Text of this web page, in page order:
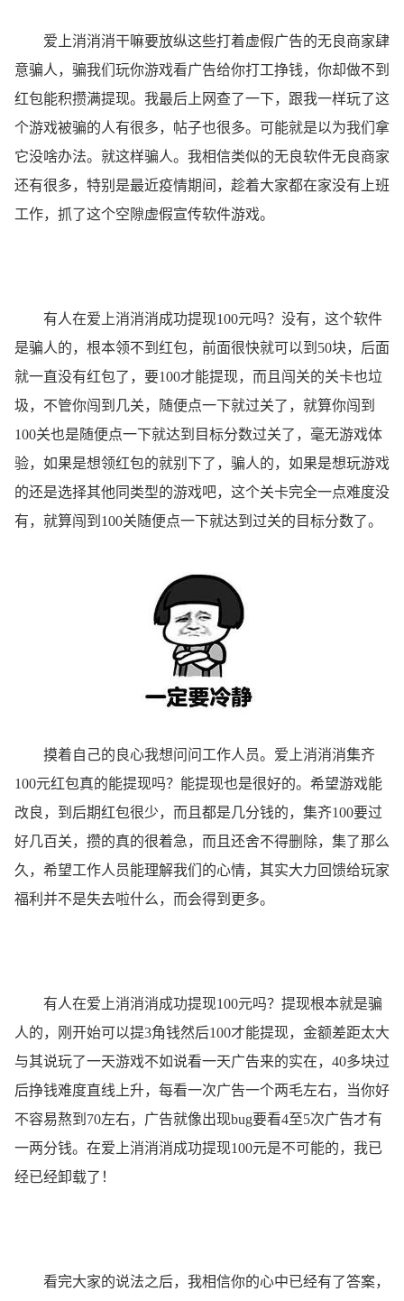
爱上消消消干嘛要放纵这些打着虚假广告的无良商家肆
意骗人，骗我们玩你游戏看广告给你打工挣钱，你却做不到
红包能积攒满提现。我最后上网查了一下，跟我一样玩了这
个游戏被骗的人有很多，帖子也很多。可能就是以为我们拿
它没啥办法。就这样骗人。我相信类似的无良软件无良商家
还有很多，特别是最近疫情期间，趁着大家都在家没有上班
工作，抓了这个空隙虚假宣传软件游戏。
有人在爱上消消消成功提现100元吗？没有，这个软件
是骗人的，根本领不到红包，前面很快就可以到50块，后面
就一直没有红包了，要100才能提现，而且闯关的关卡也垃
圾，不管你闯到几关，随便点一下就过关了，就算你闯到
100关也是随便点一下就达到目标分数过关了，毫无游戏体
验，如果是想领红包的就别下了，骗人的，如果是想玩游戏
的还是选择其他同类型的游戏吧，这个关卡完全一点难度没
有，就算闯到100关随便点一下就达到过关的目标分数了。
摸着自己的良心我想问问工作人员。爱上消消消集齐
100元红包真的能提现吗？能提现也是很好的。希望游戏能
改良，到后期红包很少，而且都是几分钱的，集齐100要过
好几百关，攒的真的很着急，而且还舍不得删除，集了那么
久，希望工作人员能理解我们的心情，其实大力回馈给玩家
福利并不是失去啦什么，而会得到更多。
有人在爱上消消消成功提现100元吗？提现根本就是骗
人的，刚开始可以提3角钱然后100才能提现，金额差距太大
与其说玩了一天游戏不如说看一天广告来的实在，40多块过
后挣钱难度直线上升，每看一次广告一个两毛左右，当你好
不容易熬到70左右，广告就像出现bug要看4至5次广告才有
一两分钱。在爱上消消消成功提现100元是不可能的，我已
经已经卸载了！
看完大家的说法之后，我相信你的心中已经有了答案，